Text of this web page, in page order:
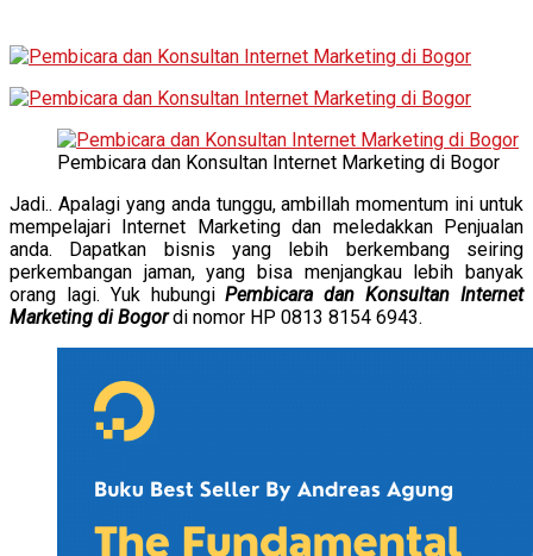
Pembicara dan Konsultan Internet Marketing di Bogor
Jadi.. Apalagi yang anda tunggu, ambillah momentum ini untuk
mempelajari Internet Marketing dan meledakkan Penjualan
anda. Dapatkan bisnis yang lebih berkembang seiring
perkembangan jaman, yang bisa menjangkau lebih banyak
orang lagi. Yuk hubungiPembicara dan Konsultan Internet
Marketing di Bogordi nomor HP 0813 8154 6943.